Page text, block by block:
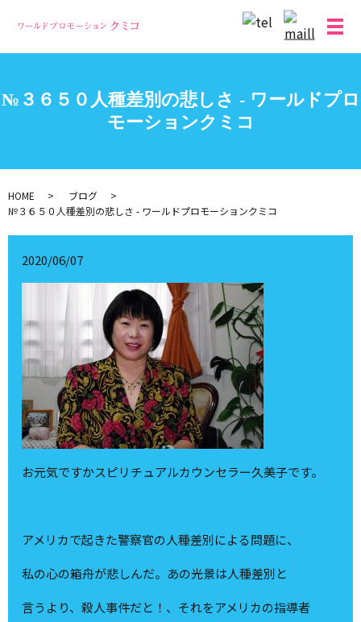
メ
№３６５０人種差別の悲しさ - ワールドプロ
モーションクミコ
HOME
ブログ
№３６５０人種差別の悲しさ - ワールドプロモーションクミコ
2020/06/07
お元気ですかスピリチュアルカウンセラー久美子です。
アメリカで起きた警察官の人種差別による問題に、
私の心の箱舟が悲しんだ。あの光景は人種差別と
言うより、殺人事件だと！、それをアメリカの指導者